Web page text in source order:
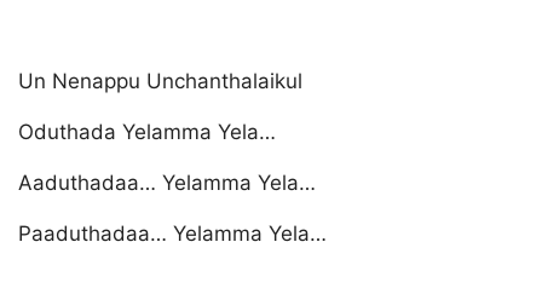
Un Nenappu Unchanthalaikul
Oduthada Yelamma Yela…
Aaduthadaa… Yelamma Yela…
Paaduthadaa… Yelamma Yela…